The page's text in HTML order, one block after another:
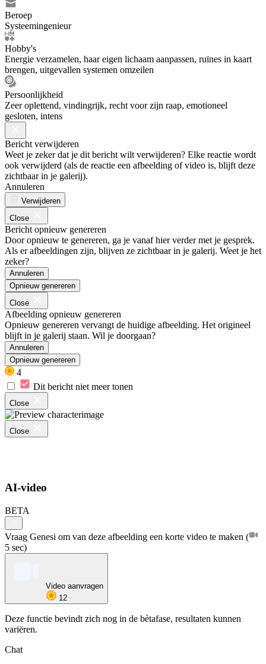
Beroep
Systeemingenieur
Hobby's
Energie verzamelen, haar eigen lichaam aanpassen, ruïnes in kaart
brengen, uitgevallen systemen omzeilen
Persoonlijkheid
Zeer oplettend, vindingrijk, recht voor zijn raap, emotioneel
gesloten, intens
Bericht verwijderen
Weet je zeker dat je dit bericht wilt verwijderen? Elke reactie wordt
ook verwijderd (als de reactie een afbeelding of video is, blijft deze
zichtbaar in je galerij).
Annuleren
Verwijderen
Close
Bericht opnieuw genereren
Door opnieuw te genereren, ga je vanaf hier verder met je gesprek.
Als er afbeeldingen zijn, blijven ze zichtbaar in je galerij. Weet je het
zeker?
Annuleren
Opnieuw genereren
Close
Afbeelding opnieuw genereren
Opnieuw genereren vervangt de huidige afbeelding. Het origineel
blijft in je galerij staan. Wil je doorgaan?
Annuleren
Opnieuw genereren
4
Dit bericht niet meer tonen
Close
Close
AI-video
BETA
Vraag Genesi om van deze afbeelding een korte video te maken (
5 sec)
Video aanvragen
12
Deze functie bevindt zich nog in de bètafase, resultaten kunnen
variëren.
Chat